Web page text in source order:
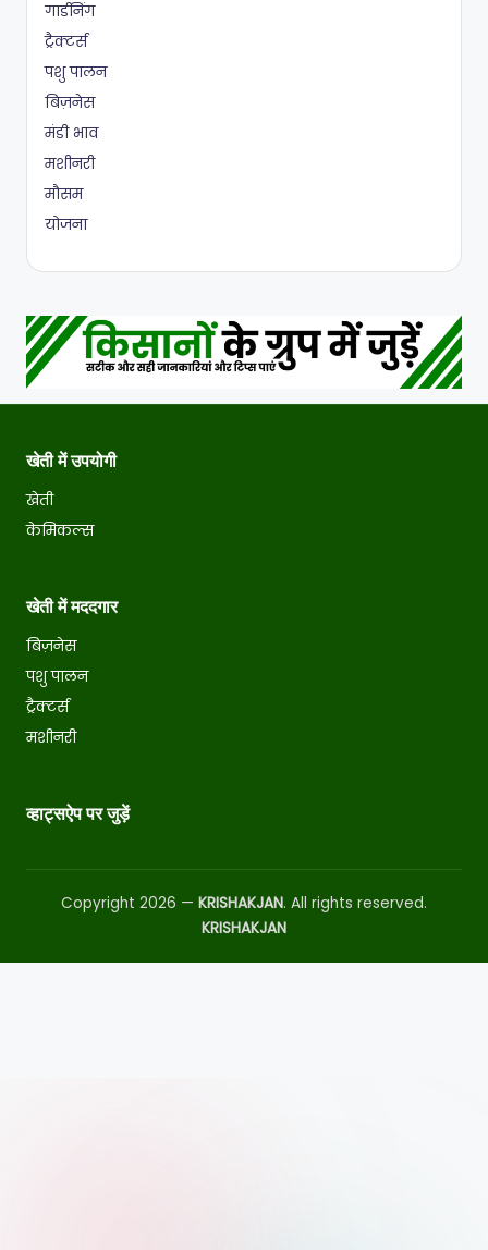
गार्डनिंग
ट्रैक्टर्स
पशु पालन
बिज़नेस
मंडी भाव
मशीनरी
मौसम
योजना
खेती में उपयोगी
खेती
केमिकल्स
खेती में मददगार
बिज़नेस
पशु पालन
ट्रैक्टर्स
मशीनरी
व्हाट्सऐप पर जुड़ें
Copyright 2026 — KRISHAKJAN. All rights reserved.
KRISHAKJAN